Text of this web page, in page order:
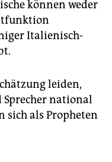
können weder
Italienisch-
leiden,
national
sich als Propheten